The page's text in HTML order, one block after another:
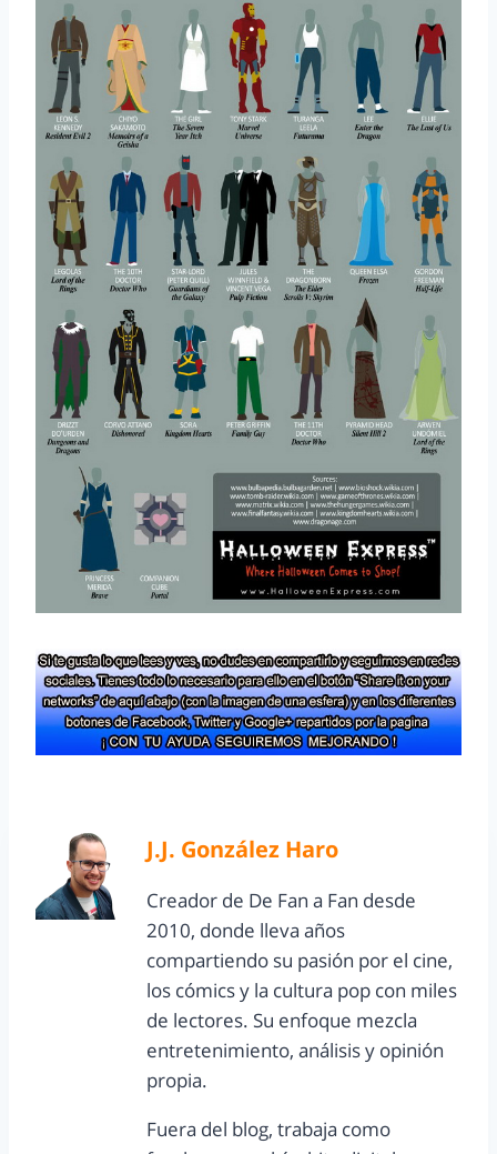
J.J. González Haro
Creador de De Fan a Fan desde
2010, donde lleva años
compartiendo su pasión por el cine,
los cómics y la cultura pop con miles
de lectores. Su enfoque mezcla
entretenimiento, análisis y opinión
propia.
Fuera del blog, trabaja como